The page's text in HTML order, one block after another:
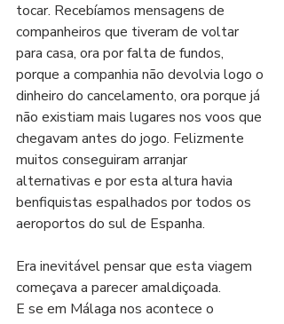
tocar. Recebíamos mensagens de
companheiros que tiveram de voltar
para casa, ora por falta de fundos,
porque a companhia não devolvia logo o
dinheiro do cancelamento, ora porque já
não existiam mais lugares nos voos que
chegavam antes do jogo. Felizmente
muitos conseguiram arranjar
alternativas e por esta altura havia
benfiquistas espalhados por todos os
aeroportos do sul de Espanha.
Era inevitável pensar que esta viagem
começava a parecer amaldiçoada.
E se em Málaga nos acontece o